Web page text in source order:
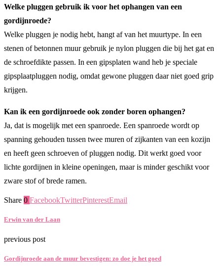
Welke pluggen gebruik ik voor het ophangen van een
gordijnroede?
Welke pluggen je nodig hebt, hangt af van het muurtype. In een
stenen of betonnen muur gebruik je nylon pluggen die bij het gat en
de schroefdikte passen. In een gipsplaten wand heb je speciale
gipsplaatpluggen nodig, omdat gewone pluggen daar niet goed grip
krijgen.
Kan ik een gordijnroede ook zonder boren ophangen?
Ja, dat is mogelijk met een spanroede. Een spanroede wordt op
spanning gehouden tussen twee muren of zijkanten van een kozijn
en heeft geen schroeven of pluggen nodig. Dit werkt goed voor
lichte gordijnen in kleine openingen, maar is minder geschikt voor
zware stof of brede ramen.
Share 0 FacebookTwitterPinterestEmail
Erwin van der Laan
previous post
Gordijnroede aan de muur bevestigen: zo doe je het goed